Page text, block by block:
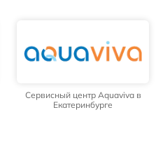
Сервисный центр Aquaviva в
Екатеринбурге